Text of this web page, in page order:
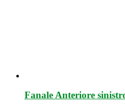
Fanale Anteriore